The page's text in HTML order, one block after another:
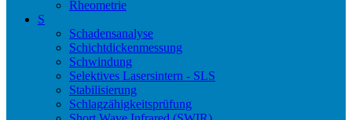
Rheometrie
S
Schadensanalyse
Schichtdickenmessung
Schwindung
Selektives Lasersintern - SLS
Stabilisierung
Schlagzähigkeitsprüfung